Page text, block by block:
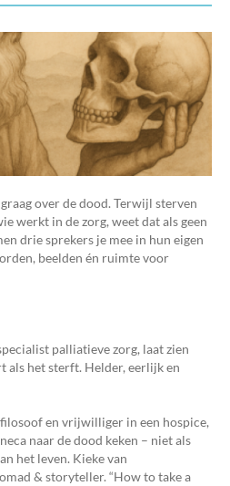
over de dood. Terwijl sterven
werkt in de zorg, weet dat als geen
drie sprekers je mee in hun eigen
beelden én ruimte voor
palliatieve zorg, laat zien
als het sterft. Helder, eerlijk en
en vrijwilliger in een hospice,
naar de dood keken – niet als
het leven. Kieke van
& storyteller. “How to take a